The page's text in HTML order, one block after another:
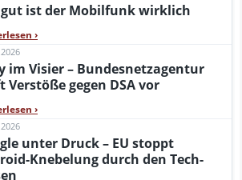
gut ist der Mobilfunk wirklich
›
im Visier – Bundesnetzagentur
Verstöße gegen DSA vor
›
unter Druck – EU stoppt
Knebelung durch den Tech-